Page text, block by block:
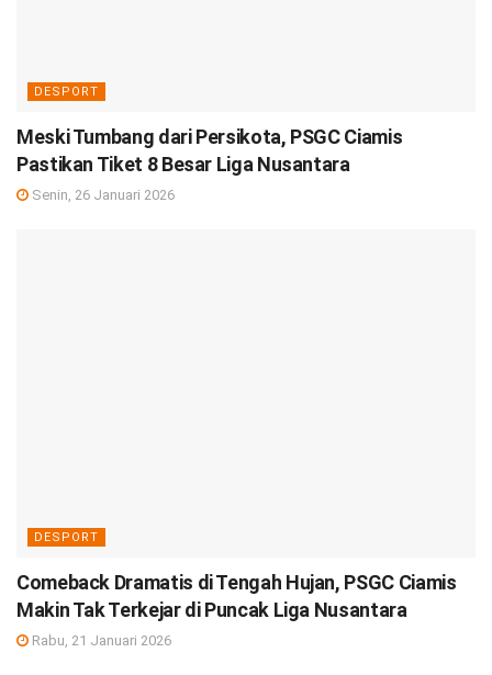
DESPORT
Meski Tumbang dari Persikota, PSGC Ciamis
Pastikan Tiket 8 Besar Liga Nusantara
Senin, 26 Januari 2026
DESPORT
Comeback Dramatis di Tengah Hujan, PSGC Ciamis
Makin Tak Terkejar di Puncak Liga Nusantara
Rabu, 21 Januari 2026